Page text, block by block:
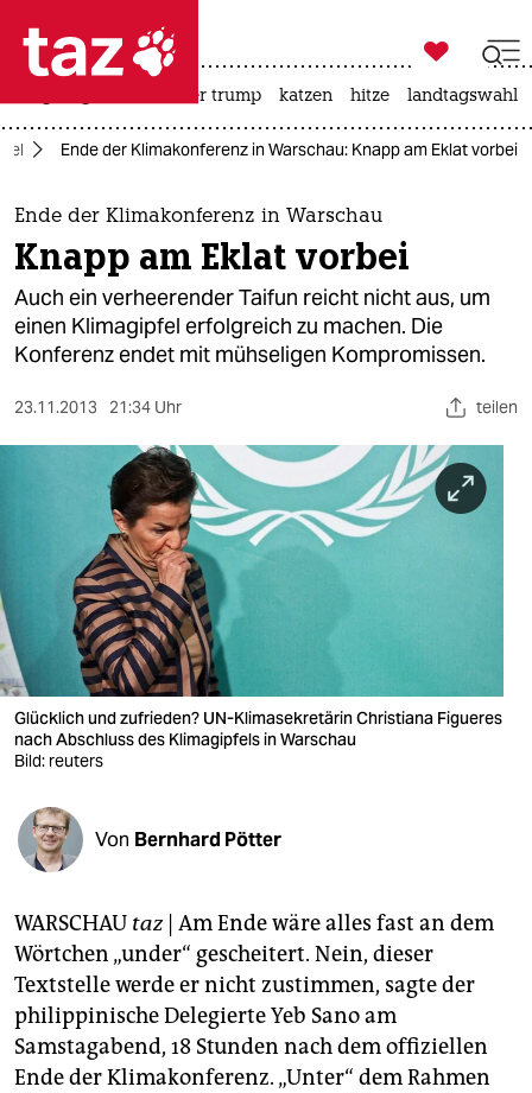
 taz zahl ich
taz zahl ich
themen
politik
öko
wahrheit
verlag
verlag
shop
fragen & hilfe
unterstützen
abo
genossenschaft
epaper login

taz zahl ich
usa unter trump katzen hitze landtagswahl
Ende der Klimakonferenz in Warschau: Knapp am Eklat vorbei
Ende der Klimakonferenz in Warschau
Knapp am Eklat vorbei
Auch ein verheerender Taifun reicht nicht aus, um
einen Klimagipfel erfolgreich zu machen. Die
Konferenz endet mit mühseligen Kompromissen.
23.11.2013 21:34 Uhr teilen
Glücklich und zufrieden? UN-Klimasekretärin Christiana Figueres
nach Abschluss des Klimagipfels in Warschau
Bild: reuters
Von Bernhard Pötter
WARSCHAU taz| Am Ende wäre alles fast an dem
Wörtchen „under“ gescheitert. Nein, dieser
Textstelle werde er nicht zustimmen, sagte der
philippinische Delegierte Yeb Sano am
Samstagabend, 18 Stunden nach dem offiziellen
Ende der Klimakonferenz. „Unter“ dem Rahmen